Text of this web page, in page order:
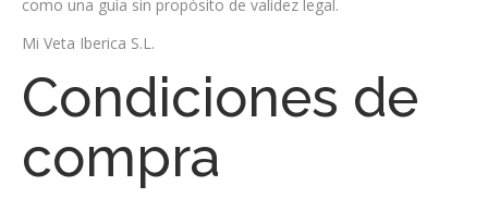
como una guía sin propósito de validez legal.
Mi Veta Iberica S.L.
Condiciones de
compra